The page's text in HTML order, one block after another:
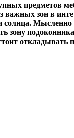
предметов
важных зон в
зону